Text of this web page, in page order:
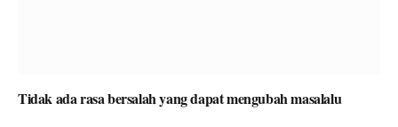
Tidak ada rasa bersalah yang dapat mengubah masalalu